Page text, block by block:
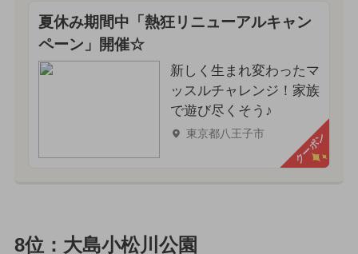
夏休み期間中「熱狂リニューアルキャン
ペーン」開催☆
新しく生まれ変わったマ
ッスルチャレンジ！家族
で遊び尽くそう♪
東京都八王子市 クーポン
8位：大島小松川公園